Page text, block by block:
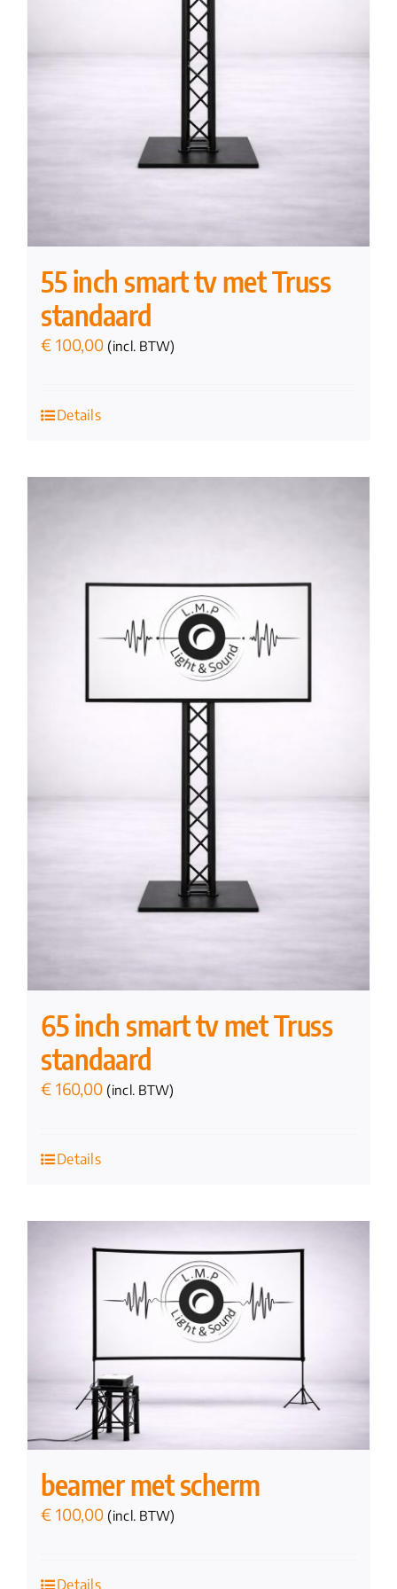
55 inch smart tv met Truss
standaard
€ 100,00 (incl. BTW)
Details
65 inch smart tv met Truss
standaard
€ 160,00 (incl. BTW)
Details
beamer met scherm
€ 100,00 (incl. BTW)
Details